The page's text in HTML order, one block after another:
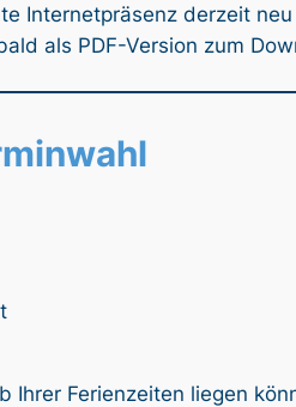
Internetpräsenz derzeit
als PDF-Version zum
Ihrer Ferienzeiten liegen